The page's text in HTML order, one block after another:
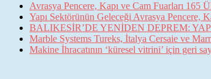
Avrasya Pencere, Kapı ve Cam Fuarları 165
Yapı Sektörünün Geleceği Avrasya Pencere,
BALIKESİR’DE YENİDEN DEPREM:
Marble Systems Tureks, İtalya Cersaie ve
Makine İhracatının ‘küresel vitrini’ için geri